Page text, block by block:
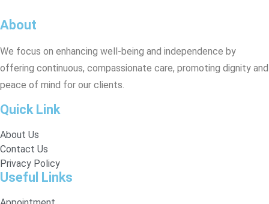
About
We focus on enhancing well-being and independence by
offering continuous, compassionate care, promoting dignity and
peace of mind for our clients.
Quick Link
About Us
Contact Us
Privacy Policy
Useful Links